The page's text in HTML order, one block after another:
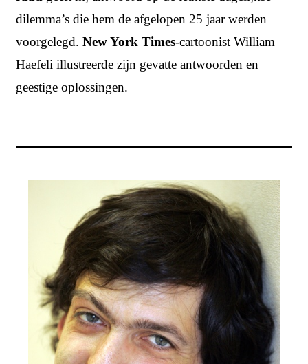
dilemma’s die hem de afgelopen 25 jaar werden
voorgelegd. New York Times-cartoonist William
Haefeli illustreerde zijn gevatte antwoorden en
geestige oplossingen.